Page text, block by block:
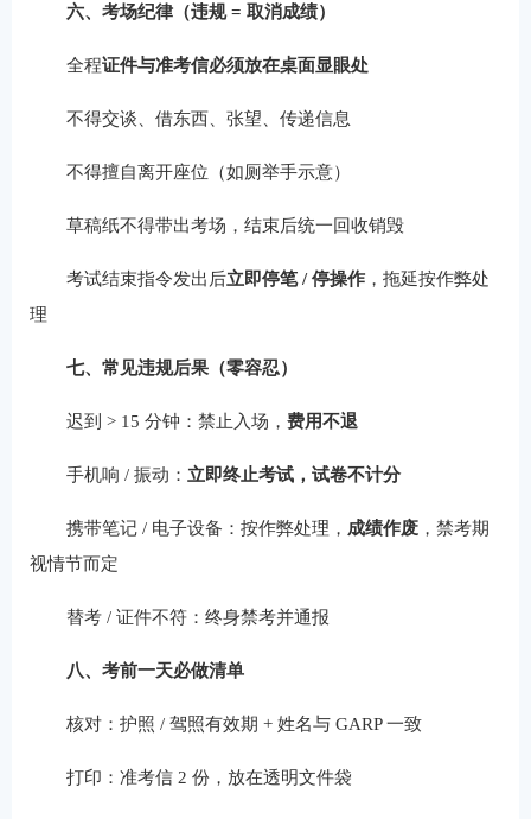
六、考场纪律（违规 = 取消成绩）
全程证件与准考信必须放在桌面显眼处
不得交谈、借东西、张望、传递信息
不得擅自离开座位（如厕举手示意）
草稿纸不得带出考场，结束后统一回收销毁
考试结束指令发出后立即停笔 / 停操作，拖延按作弊处
理
七、常见违规后果（零容忍）
迟到 > 15 分钟：禁止入场， 费用不退
手机响 / 振动： 立即终止考试，试卷不计分
携带笔记 / 电子设备：按作弊处理， 成绩作废，禁考期
视情节而定
替考 / 证件不符：终身禁考并通报
八、考前一天必做清单
核对：护照 / 驾照有效期 + 姓名与 GARP 一致
打印：准考信 2 份，放在透明文件袋